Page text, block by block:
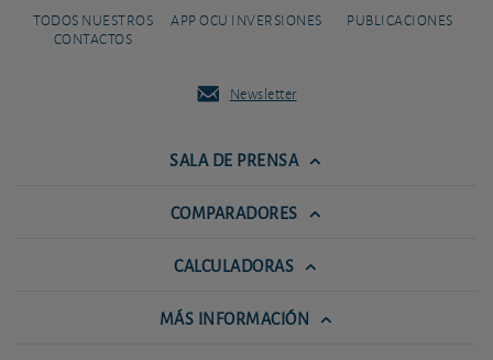
TODOS NUESTROS
CONTACTOS
APP OCU INVERSIONES PUBLICACIONES
Newsletter
SALA DE PRENSA
COMPARADORES
CALCULADORAS
MÁS INFORMACIÓN